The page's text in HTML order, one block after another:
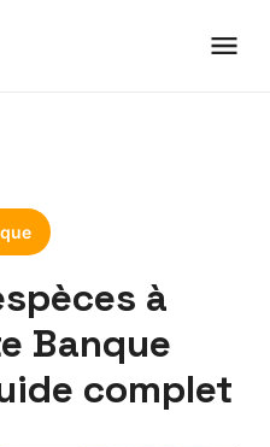
à
Banque
complet